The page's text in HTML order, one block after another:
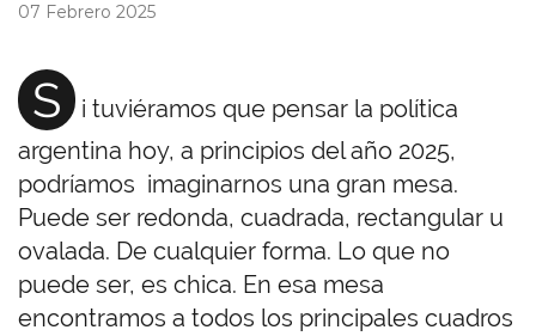
A
pp
a
ok
07 Febrero 2025
S
i tuviéramos que pensar la política
argentina hoy, a principios del año 2025,
podríamos imaginarnos una gran mesa.
Puede ser redonda, cuadrada, rectangular u
ovalada. De cualquier forma. Lo que no
puede ser, es chica. En esa mesa
encontramos a todos los principales cuadros